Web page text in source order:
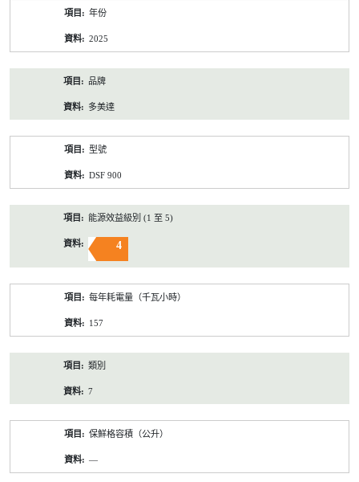
年份
2025
品牌
多美達
型號
DSF 900
能源效益級別 (1 至 5)
4
每年耗電量（千瓦小時）
157
類別
7
保鮮格容積（公升）
—